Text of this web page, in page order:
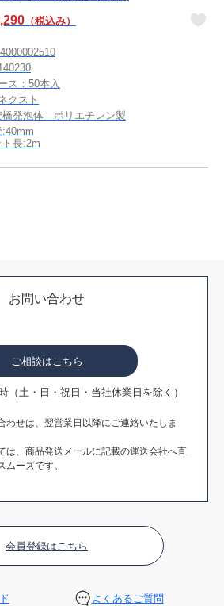
（税込み）
ス：50本入
クスト
橋発泡体 ポリエチレン製
:40mm
ト長:2m
お問い合わせ
ご相談はこちら
（土・日・祝日・当社休業日を除く）
せは、翌営業日以降にご連絡いたしま
は、商品発送メールに記載の運送会社へ直
ーズです。
会員登録はこちら
よくあるご質問